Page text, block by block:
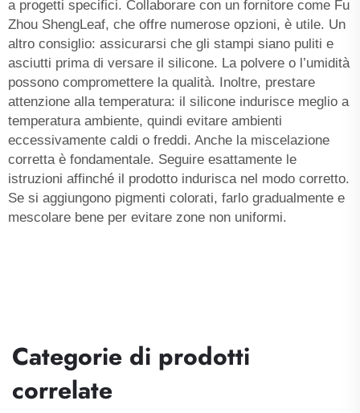
a progetti specifici. Collaborare con un fornitore come Fu
Zhou ShengLeaf, che offre numerose opzioni, è utile. Un
altro consiglio: assicurarsi che gli stampi siano puliti e
asciutti prima di versare il silicone. La polvere o l’umidità
possono compromettere la qualità. Inoltre, prestare
attenzione alla temperatura: il silicone indurisce meglio a
temperatura ambiente, quindi evitare ambienti
eccessivamente caldi o freddi. Anche la miscelazione
corretta è fondamentale. Seguire esattamente le
istruzioni affinché il prodotto indurisca nel modo corretto.
Se si aggiungono pigmenti colorati, farlo gradualmente e
mescolare bene per evitare zone non uniformi.
Categorie di prodotti
correlate